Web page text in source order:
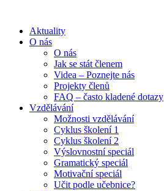
Aktuality
O nás
O nás
Jak se stát členem
Videa – Poznejte nás
Projekty členů
FAQ – často kladené dotazy
Vzdělávání
Možnosti vzdělávání
Cyklus školení 1
Cyklus školení 2
Výslovnostní speciál
Gramatický speciál
Motivační speciál
Učit podle učebnice?